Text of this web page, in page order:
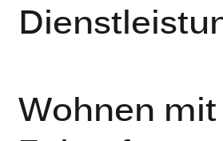
Wohnen mit